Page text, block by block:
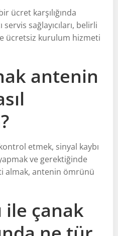
ücret karşılığında
sağlayıcıları, belirli
ücretsiz kurulum hizmeti
antenin
etmek, sinyal kaybı
ve gerektiğinde
almak, antenin ömrünü
ile çanak